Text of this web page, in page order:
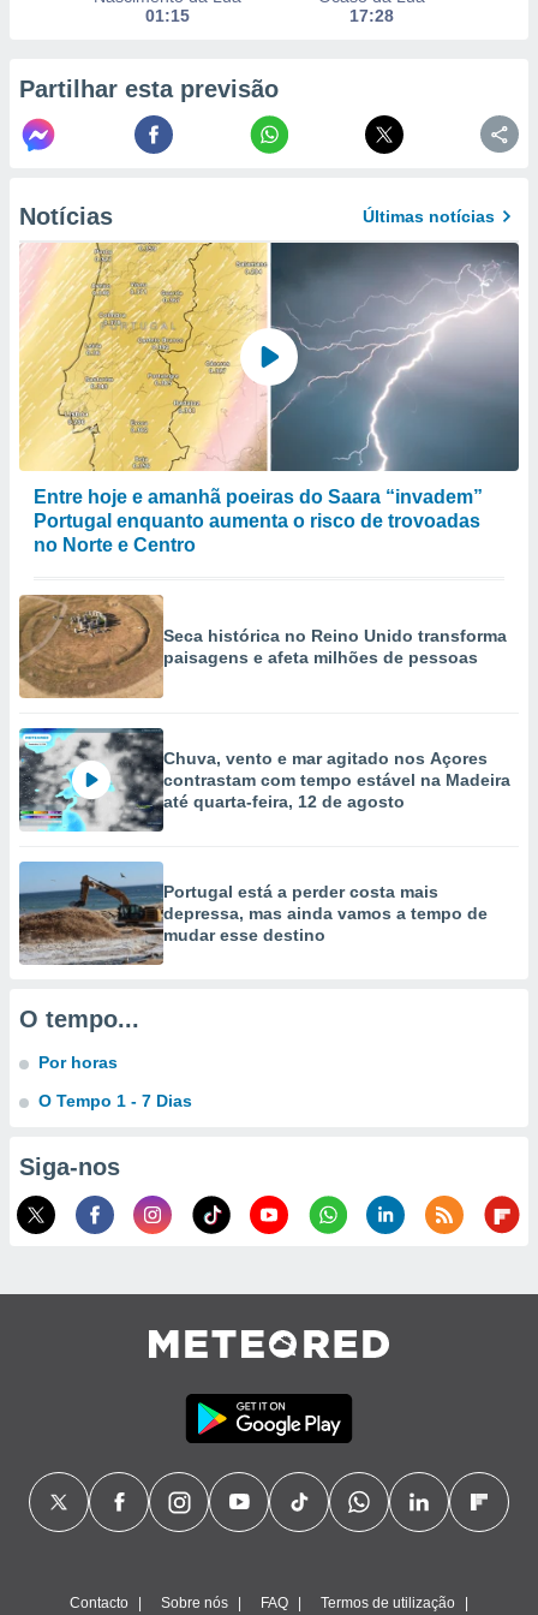
criar
medir
medir o
dos
os
de
ou
de dados
fontes,
e melhorar
dados
através
estudos
e
1199
01:15
17:28
Partilhar esta previsão
Notícias Últimas notícias
Entre hoje e amanhã poeiras do Saara “invadem”
Portugal enquanto aumenta o risco de trovoadas
no Norte e Centro
Seca histórica no Reino Unido transforma
paisagens e afeta milhões de pessoas
Chuva, vento e mar agitado nos Açores
contrastam com tempo estável na Madeira
até quarta-feira, 12 de agosto
Portugal está a perder costa mais
depressa, mas ainda vamos a tempo de
mudar esse destino
O tempo...
Por horas
O Tempo 1 - 7 Dias
Siga-nos
Contacto Sobre nós FAQ Termos de utilização